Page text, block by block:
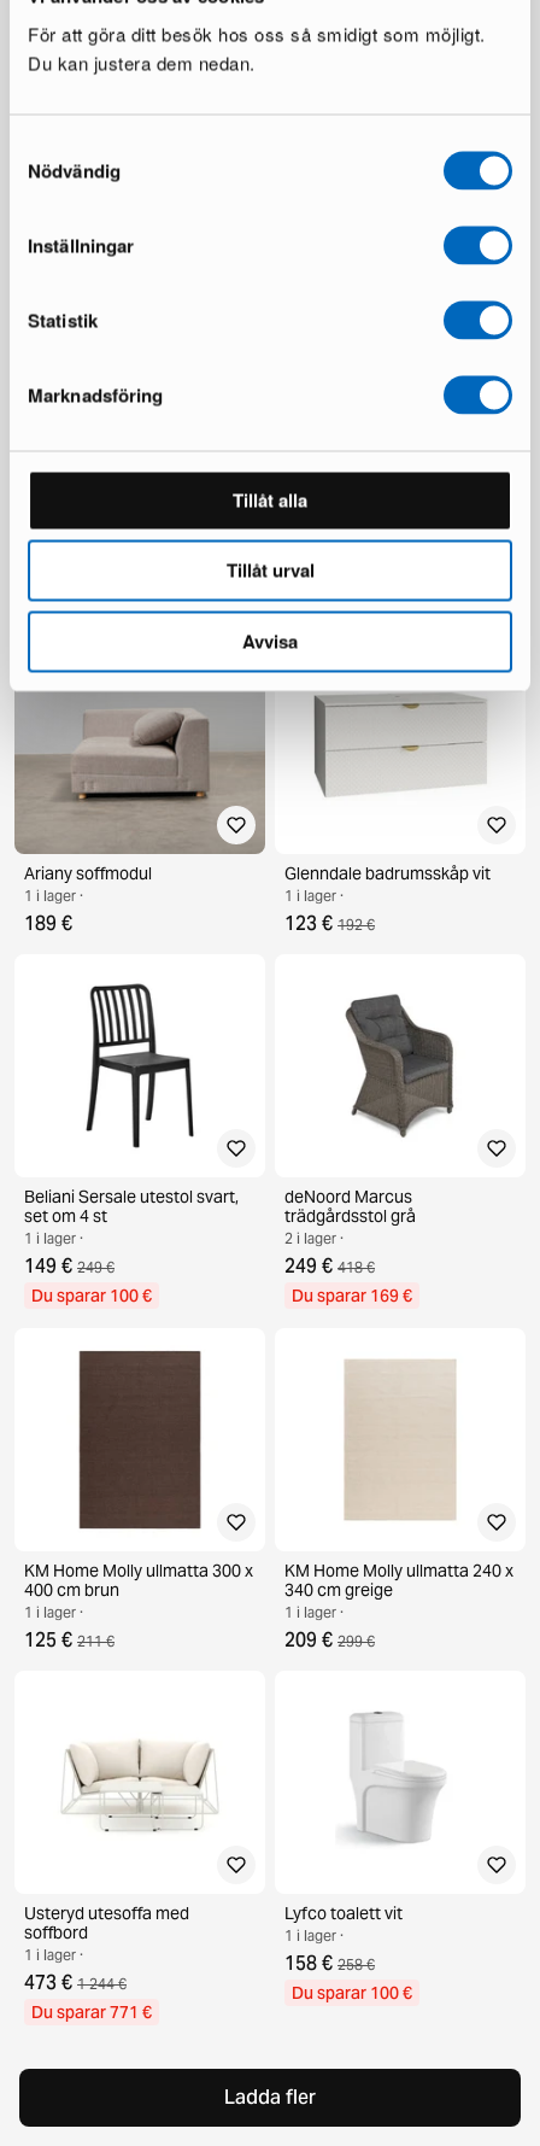
För att göra ditt besök hos oss så smidigt som möjligt.
Du kan justera dem nedan.
Nödvändig
Inställningar
Statistik
Marknadsföring
Tillåt alla
Tillåt urval
Avvisa
269 € 385 €
KM Home Relax matta 240 x
1 i lager ·
Chesterfield Lyx fåtölj
1 i lager ·
335 €
Du sparar 146 €
Ariany soffmodul
1 i lager ·
189 €
Glenndale badrumsskåp vit
1 i lager ·
123 € 192 €
Beliani Sersale utestol svart,
set om 4 st
1 i lager ·
149 € 249 €
Du sparar 100 €
deNoord Marcus
trädgårdsstol grå
2 i lager ·
249 € 418 €
Du sparar 169 €
KM Home Molly ullmatta 300 x
400 cm brun
1 i lager ·
125 € 211 €
KM Home Molly ullmatta 240 x
340 cm greige
1 i lager ·
209 € 299 €
Usteryd utesoffa med
soffbord
1 i lager ·
473 € 1 244 €
Du sparar 771 €
Lyfco toalett vit
1 i lager ·
158 € 258 €
Du sparar 100 €
Ladda fler